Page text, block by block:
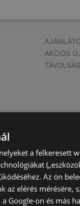
AKCIÓS
a felkeresett
Az ön
az elérés mérésére,
Google-on és más